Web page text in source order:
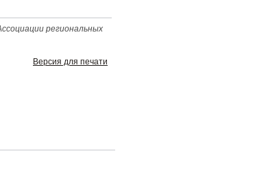
региональных
Версия для печати